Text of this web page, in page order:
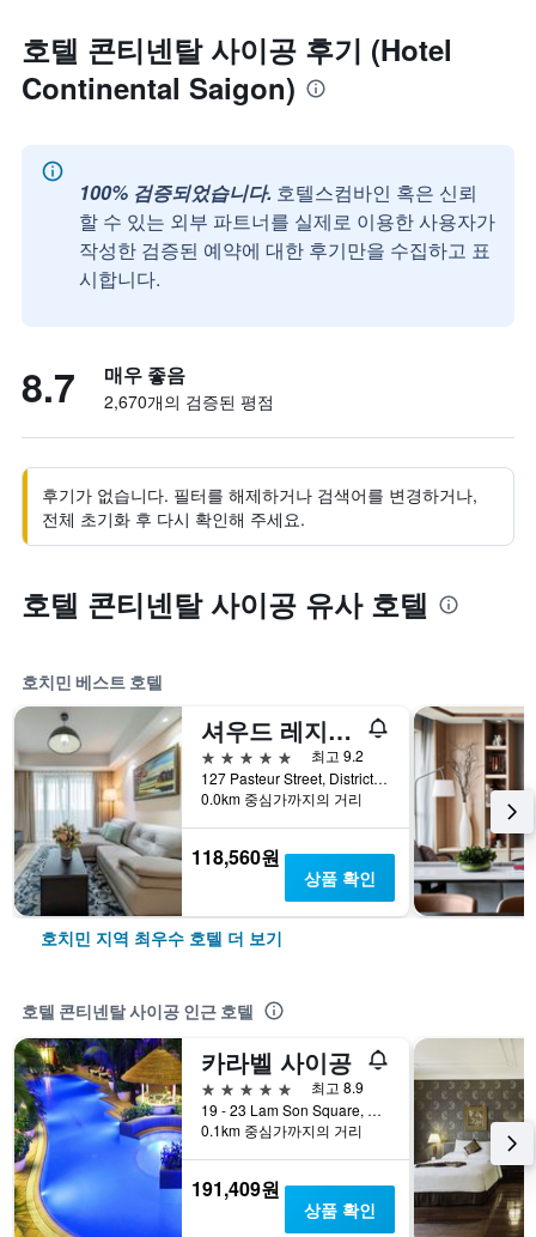
호텔 콘티넨탈 사이공 후기 (Hotel
Continental Saigon)
100% 검증되었습니다. 호텔스컴바인 혹은 신뢰
할 수 있는 외부 파트너를 실제로 이용한 사용자가
작성한 검증된 예약에 대한 후기만을 수집하고 표
시합니다.
8.7 매우 좋음
2,670개의 검증된 평점
후기가 없습니다. 필터를 해제하거나 검색어를 변경하거나,
전체 초기화 후 다시 확인해 주세요.
호텔 콘티넨탈 사이공 유사 호텔
호치민 베스트 호텔
셔우드 레지던스
5성급
최고 9.2
127 Pasteur Street, District 3, 호치민, 베트남
0.0km 중심가까지의 거리
118,560원
상품 확인
호치민 지역 최우수 호텔 더 보기
호텔 콘티넨탈 사이공 인근 호텔
카라벨 사이공
5성급
최고 8.9
19 - 23 Lam Son Square, District 1, 호치민, 베트남
0.1km 중심가까지의 거리
191,409원
상품 확인